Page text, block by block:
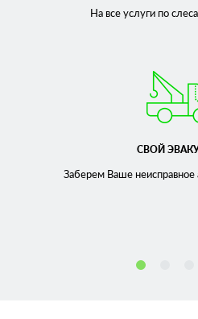
На все услуги по
СВОЙ
Заберем Ваше неисправное